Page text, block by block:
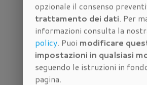
Vendita a Firenze
Firenze
square_foot
94 m 2
space_dashboard
4 locali
opzionale il consenso
trattamento dei dati. Per
informazioni consulta la
policy. Puoi modificare
impostazioni in qualsiasi
seguendo le istruzioni in
pagina.